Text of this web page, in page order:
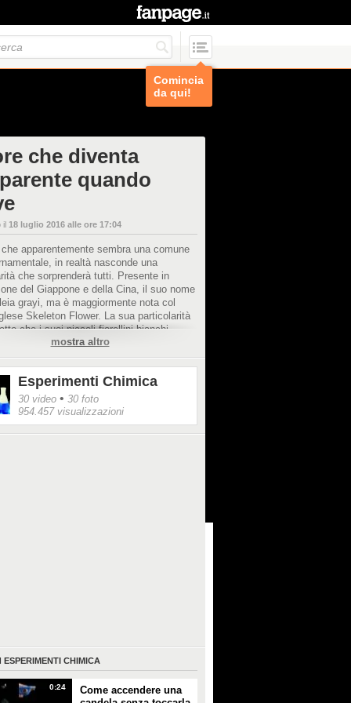
Comincia
da qui!
che diventa
quando
il 18 luglio 2016 alle ore 17:04
apparentemente sembra una comune
in realtà nasconde una
che sorprenderà tutti. Presente in
del Giappone e della Cina, il suo nome
grayi, ma è maggiormente nota col
Skeleton Flower. La sua particolarità
che i suoi piccoli fiorellini bianchi
trasparenti a contatto con l'acqua,
un vero e proprio spettacolo a chi si
ammirarli.
mostra altro
Esperimenti Chimica
30 video • 30 foto
954.457 visualizzazioni
ESPERIMENTI CHIMICA
0:24
Come accendere una